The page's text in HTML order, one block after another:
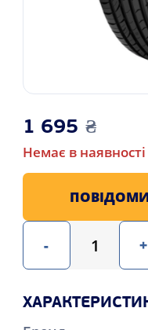
1 695 ₴
Немає в наявності
- +